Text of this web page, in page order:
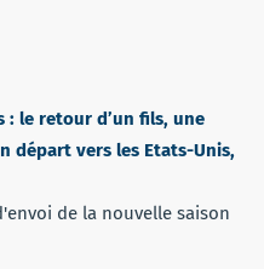
: le retour d’un fils, une
départ vers les Etats-Unis,
de la nouvelle saison